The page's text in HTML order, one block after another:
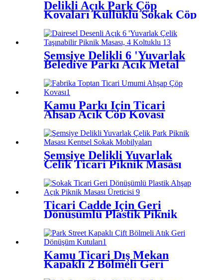
Delikli Açık Park Çöp
Kovaları Küllüklü Sokak Çöp
Şemsiye Delikli 6 'Yuvarlak
Belediye Parkı Açık Metal
Kamu Parkı İçin Ticari
Ahşap Açık Çöp Kovası
Şemsiye Delikli Yuvarlak
Çelik Ticari Piknik Masası
Ticari Cadde İçin Geri
Dönüşümlü Plastik Piknik
Masaları ve Banklar
Kamu Ticari Dış Mekan
Kapaklı 2 Bölmeli Geri
Dönüşüm Kutusu